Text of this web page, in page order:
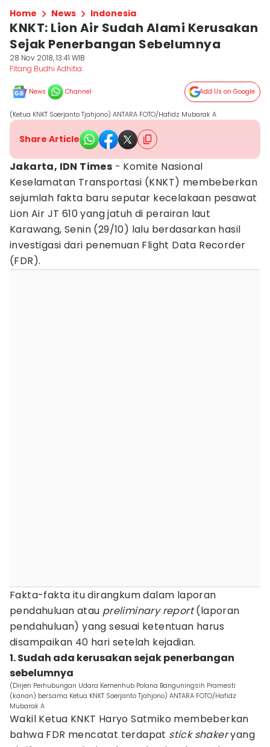
Home News Indonesia
KNKT: Lion Air Sudah Alami Kerusakan
Sejak Penerbangan Sebelumnya
28 Nov 2018, 13:41 WIB
Fitang Budhi Adhitia
News Channel Add Us on Google
(Ketua KNKT Soerjanto Tjahjono) ANTARA FOTO/Hafidz Mubarak A
Share Article
Jakarta, IDN Times - Komite Nasional
Keselamatan Transportasi (KNKT) membeberkan
sejumlah fakta baru seputar kecelakaan pesawat
Lion Air JT 610 yang jatuh di perairan laut
Karawang, Senin (29/10) lalu berdasarkan hasil
investigasi dari penemuan Flight Data Recorder
(FDR).
Fakta-fakta itu dirangkum dalam laporan
pendahuluan atau preliminary report(laporan
pendahuluan) yang sesuai ketentuan harus
disampaikan 40 hari setelah kejadian.
1. Sudah ada kerusakan sejak penerbangan
sebelumnya
(Dirjen Perhubungan Udara Kemenhub Polana Banguningsih Pramesti
(kanan) bersama Ketua KNKT Soerjanto Tjahjono) ANTARA FOTO/Hafidz
Mubarak A
Wakil Ketua KNKT Haryo Satmiko membeberkan
bahwa FDR mencatat terdapat stick shakeryang